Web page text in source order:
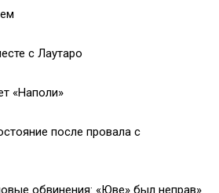
с Лаутаро
«Наполи»
после провала с
обвинения: «Юве» был неправ»